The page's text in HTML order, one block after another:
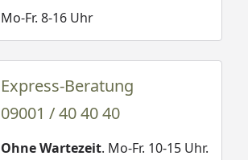
Mo-Fr. 8-16 Uhr
Express-Beratung
09001 / 40 40 40
Ohne Wartezeit. Mo-Fr. 10-15 Uhr.